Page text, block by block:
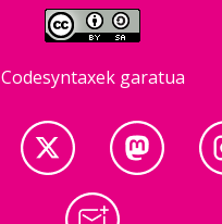
Codesyntaxek garatua